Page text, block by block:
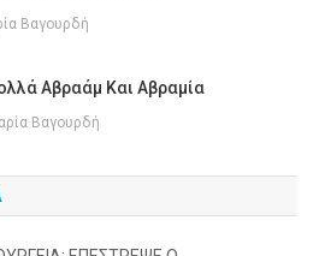
Βαγουρδή
Αβραάμ Και Αβραμία
Βαγουρδή